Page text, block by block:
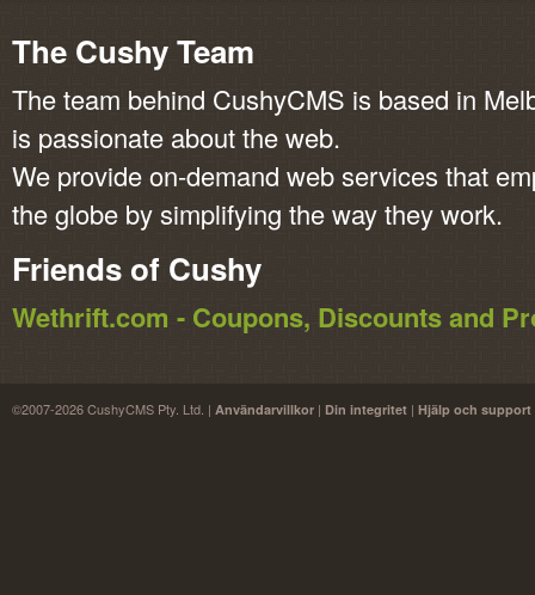
The Cushy Team
The team behind CushyCMS is based in
is passionate about the web.
We provide on-demand web services that
the globe by simplifying the way they work.
Friends of Cushy
Wethrift.com - Coupons, Discounts and
©2007-2026 CushyCMS Pty. Ltd. | Användarvillkor | Din integritet | Hjälp och support